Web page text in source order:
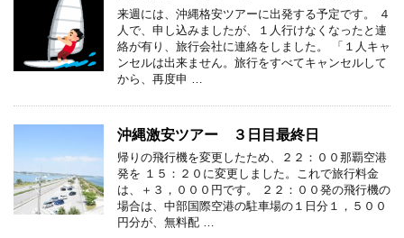
来週には、沖縄格安ツアーに出発する予定です。 ４
人で、申し込みましたが、１人行けなくなったと連
絡が有り、旅行会社に連絡をしました。 「１人キャ
ンセルは出来ません。旅行をすべてキャンセルして
から、再度申 …
沖縄激安ツアー ３日目最終日
帰りの飛行機を変更したため、２２：００那覇空港
発を １５：２０に変更しました。これで旅行料金
は、＋３，０００円です。 ２２：００発の飛行機の
場合は、中部国際空港の駐車場の１日分１，５００
円分が、無料配 …